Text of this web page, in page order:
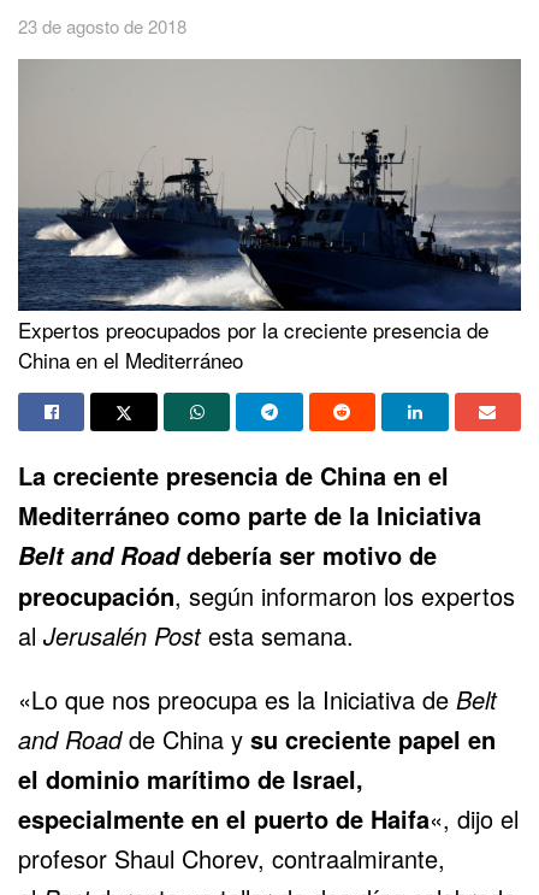
23 de agosto de 2018
Expertos preocupados por la creciente presencia de
China en el Mediterráneo
La creciente presencia de China en el
Mediterráneo como parte de la Iniciativa
Belt and Roaddebería ser motivo de
preocupación, según informaron los expertos
al Jerusalén Postesta semana.
«Lo que nos preocupa es la Iniciativa de Belt
and Roadde China y su creciente papel en
el dominio marítimo de Israel,
especialmente en el puerto de Haifa«, dijo el
profesor Shaul Chorev, contraalmirante,